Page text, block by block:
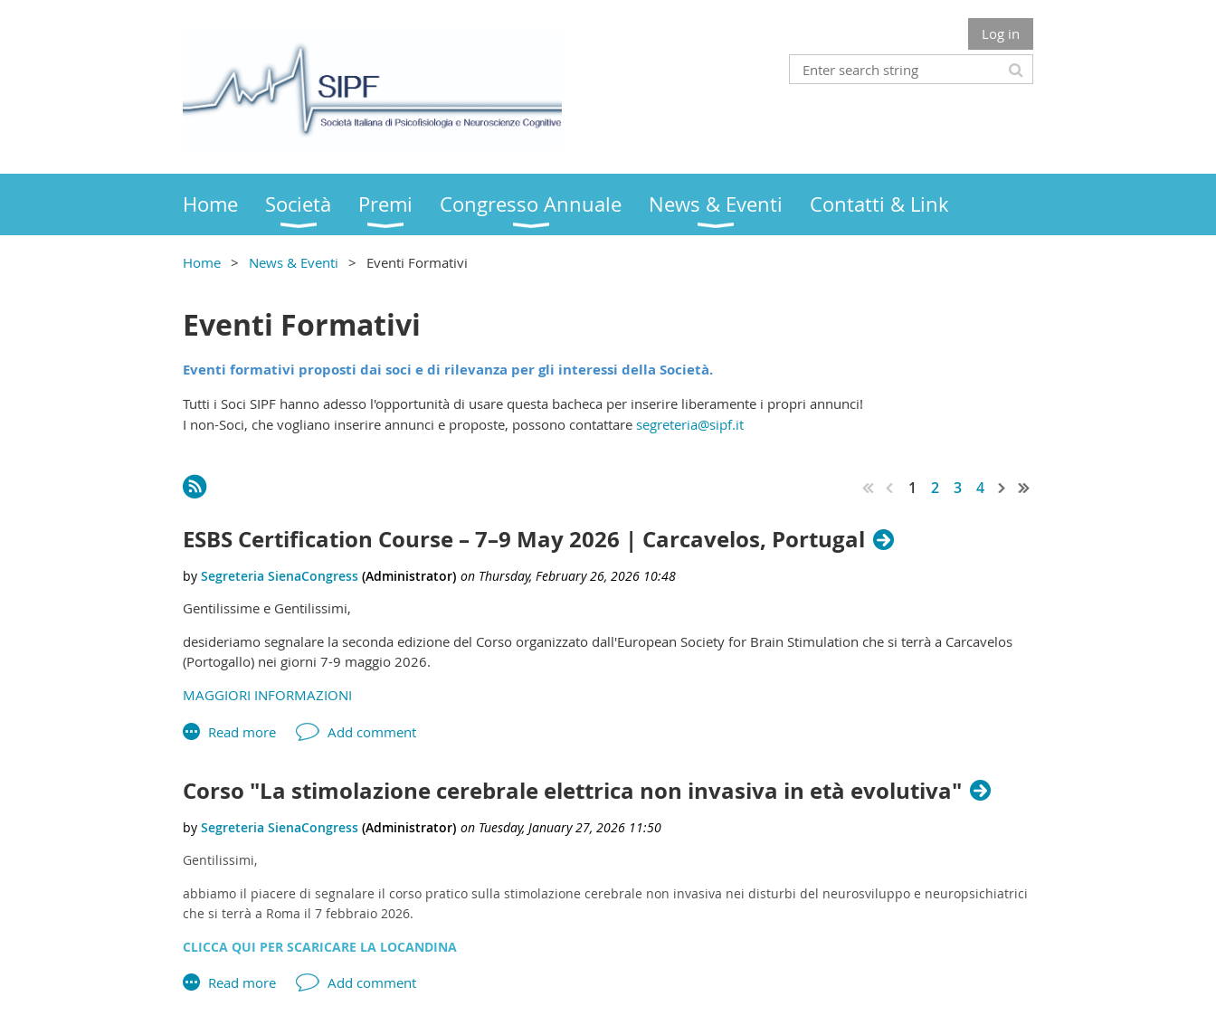
Log in
Home Società Premi Congresso Annuale News & Eventi Contatti & Link
Home News & Eventi Eventi Formativi
Eventi Formativi
Eventi formativi proposti dai soci e di rilevanza per gli interessi della Società.
Tutti i Soci SIPF hanno adesso l'opportunità di usare questa bacheca per inserire liberamente i propri annunci!
I non-Soci, che vogliano inserire annunci e proposte, possono contattare segreteria@sipf.it
1 2 3 4
ESBS Certification Course – 7–9 May 2026 | Carcavelos, Portugal
Gentilissime e Gentilissimi,
desideriamo segnalare la seconda edizione del Corso organizzato dall'European Society for Brain Stimulation che si terrà a Carcavelos
(Portogallo) nei giorni 7-9 maggio 2026.
MAGGIORI INFORMAZIONI
Corso "La stimolazione cerebrale elettrica non invasiva in età evolutiva"
Gentilissimi,
abbiamo il piacere di segnalare il corso pratico sulla stimolazione cerebrale non invasiva nei disturbi del neurosviluppo e neuropsichiatrici
che si terrà a Roma il 7 febbraio 2026.
CLICCA QUI PER SCARICARE LA LOCANDINA